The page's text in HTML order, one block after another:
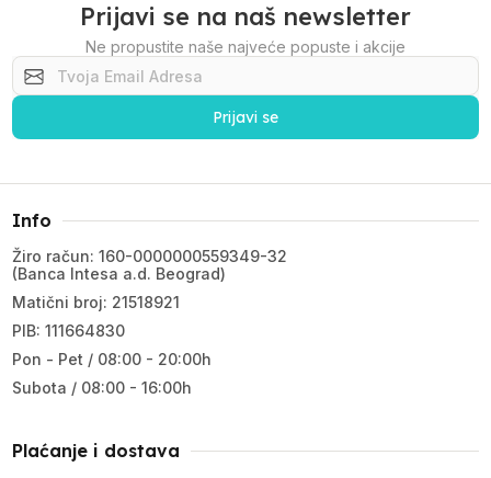
Prijavi se na naš newsletter
Ne propustite naše najveće popuste i akcije
Prijavi se
Info
Žiro račun: 160-0000000559349-32
(Banca Intesa a.d. Beograd)
Matični broj: 21518921
PIB: 111664830
Pon - Pet / 08:00 - 20:00h
Subota / 08:00 - 16:00h
Plaćanje i dostava